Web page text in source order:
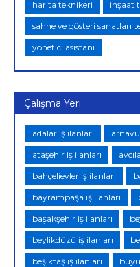
harita teknikeri inşaat
sahne ve gösteri sanatları
yönetici asistanı
Çalışma Yeri
adalar iş ilanları
ataşehir iş ilanları
bahçelievler iş ilanları
bayrampaşa iş ilanları
başakşehir iş ilanları
beylikdüzü iş ilanları
beşiktaş iş ilanları